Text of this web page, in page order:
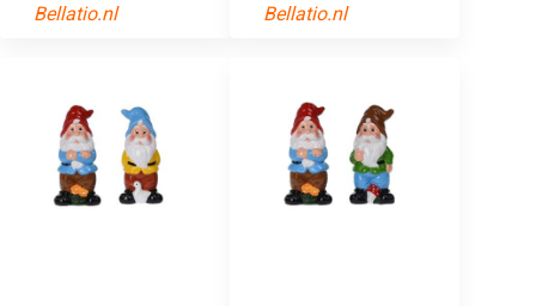
Bellatio.nl Bellatio.nl